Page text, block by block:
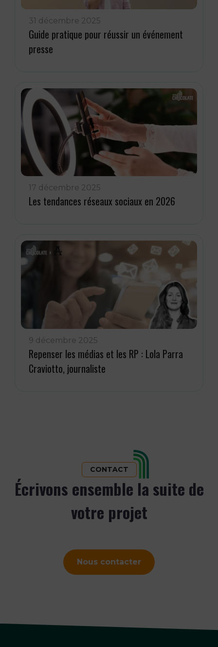
31 décembre 2025
Guide pratique pour réussir un événement
presse
17 décembre 2025
Les tendances réseaux sociaux en 2026
9 décembre 2025
Repenser les médias et les RP : Lola Parra
Craviotto, journaliste
CONTACT
Écrivons ensemble la suite de
votre projet
Nous contacter